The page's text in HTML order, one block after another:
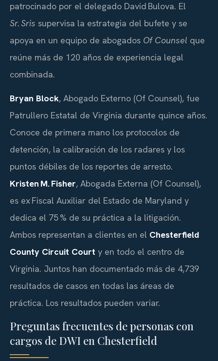
patrocinado por el delegado David Bulova. El
Sr. Sris supervisa la estrategia del bufete y se
apoya en un equipo de abogados Of Counsel que
reúne más de 120 años de experiencia legal
combinada.
Bryan Block, Abogado Externo (Of Counsel), fue
Patrullero Estatal de Virginia durante quince años.
Conoce de primera mano los protocolos de
detención, la calibración de los radares y los
puntos débiles de los reportes de arresto.
Kristen M. Fisher, Abogada Externa (Of Counsel),
es ex Fiscal Auxiliar del Estado de Maryland y
dedica el 75 % de su práctica a la litigación.
Ambos representan a clientes en el Chesterfield
County Circuit Court y en todo el centro de
Virginia. Juntos han documentado más de 4,739
resultados de casos en todas las áreas de
práctica. Los resultados pueden variar.
Preguntas frecuentes de personas con
cargos de DWI en Chesterfield